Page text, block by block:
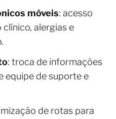
móveis: acesso
alergias e
: troca de informações
equipe de suporte e
de rotas para